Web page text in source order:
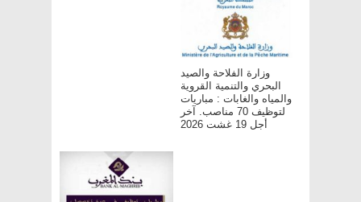
وزارة الفلاحة والصيد
البحري والتنمية القروية
والمياه والغابات : مباريات
لتوظيف 70 مناصب. آخر
أجل 19 غشت 2026